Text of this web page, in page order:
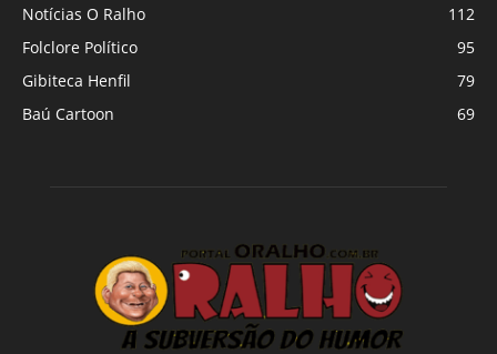
Notícias O Ralho
112
Folclore Político
95
Gibiteca Henfil
79
Baú Cartoon
69